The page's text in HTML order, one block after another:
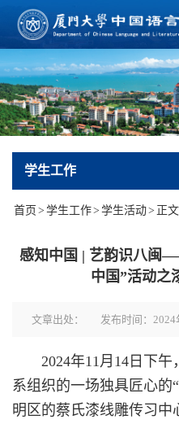
学生工作
首页 > 学生工作> 学生活动> 正文
感知中国 | 艺韵识八闽
中国”活动之
文章出处： 发布时间：2024
2024年11月14日下
系组织的一场独具匠心的
明区的蔡氏漆线雕传习中